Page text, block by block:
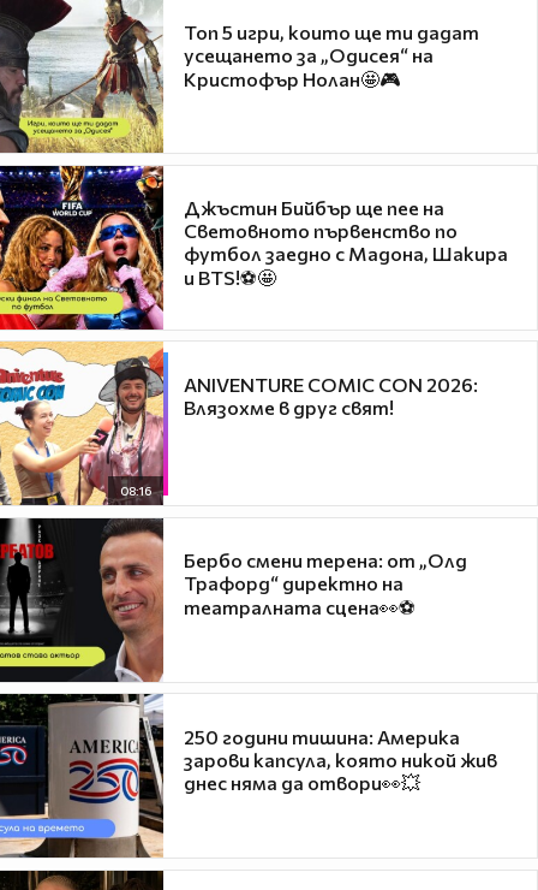
Топ 5 игри, които ще ти дадат
усещането за „Одисея“ на
Кристофър Нолан🤩🎮
Джъстин Бийбър ще пее на
Световното първенство по
футбол заедно с Мадона, Шакира
и BTS!⚽🤩
08:16
ANIVENTURE COMIC CON 2026:
Влязохме в друг свят!
Бербо смени терена: от „Олд
Трафорд“ директно на
театралната сцена👀⚽
250 години тишина: Америка
зарови капсула, която никой жив
днес няма да отвори👀💥